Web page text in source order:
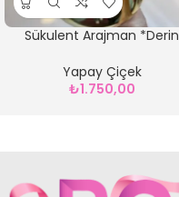
Sükulent Arajman *Derin
Yapay Çiçek
₺1.750,00